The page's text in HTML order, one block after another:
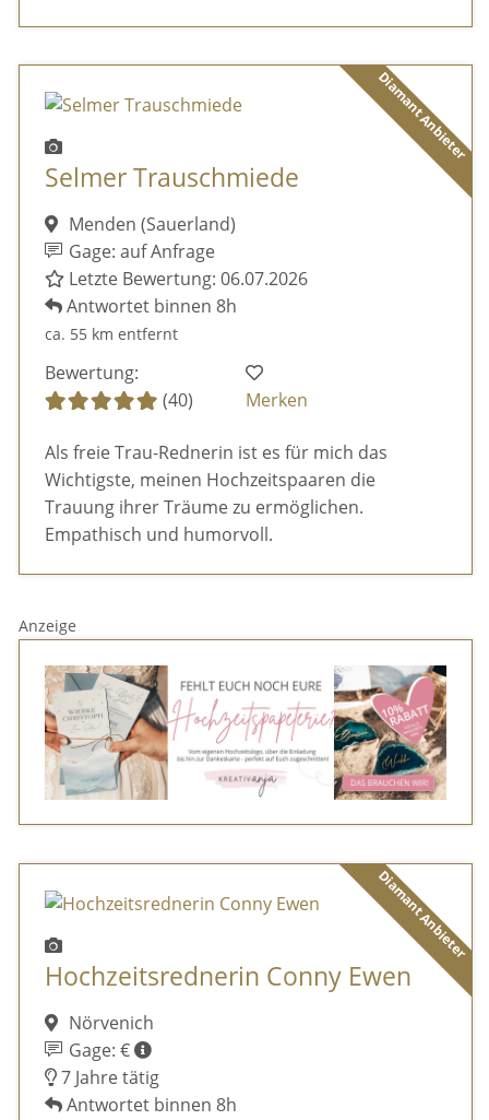
Diamant Anbieter
Selmer Trauschmiede
Menden (Sauerland)
Gage: auf Anfrage
Letzte Bewertung: 06.07.2026
Antwortet binnen 8h
ca. 55 km entfernt
Bewertung:
(40)
Merken
Als freie Trau-Rednerin ist es für mich das
Wichtigste, meinen Hochzeitspaaren die
Trauung ihrer Träume zu ermöglichen.
Empathisch und humorvoll.
Anzeige
Diamant Anbieter
Hochzeitsrednerin Conny Ewen
Nörvenich
Gage: €
7 Jahre tätig
Antwortet binnen 8h